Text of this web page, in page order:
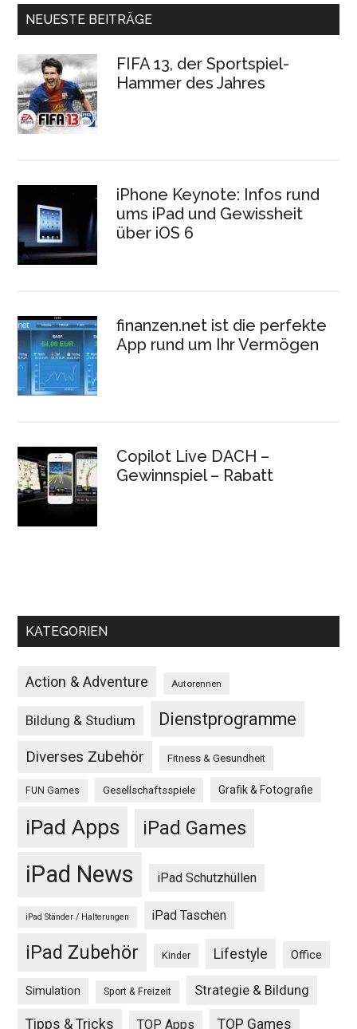
NEUESTE BEITRÄGE
FIFA 13, der Sportspiel-
Hammer des Jahres
iPhone Keynote: Infos rund
ums iPad und Gewissheit
über iOS 6
finanzen.net ist die perfekte
App rund um Ihr Vermögen
Copilot Live DACH –
Gewinnspiel – Rabatt
KATEGORIEN
Action & Adventure Autorennen
Bildung & Studium Dienstprogramme
Diverses Zubehör Fitness & Gesundheit
FUN Games Gesellschaftsspiele Grafik & Fotografie
iPad Apps iPad Games
iPad News iPad Schutzhüllen
iPad Ständer / Halterungen iPad Taschen
iPad Zubehör Kinder Lifestyle Office
Simulation Sport & Freizeit Strategie & Bildung
Tipps & Tricks TOP Apps TOP Games